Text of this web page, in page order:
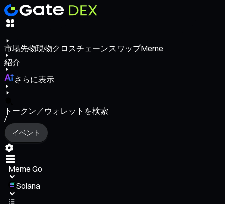
市場先物現物クロスチェーンスワップMeme
紹介
さらに表示
トークン／ウォレットを検索
/
イベント
Meme Go
Solana